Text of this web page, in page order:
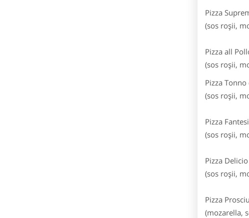
Pizza
(sos roşii,
Pizza all
(sos roşii,
Pizza
(sos roşii,
Pizza
(sos roşii,
Pizza
(sos roşii,
Pizza
(mozarella,